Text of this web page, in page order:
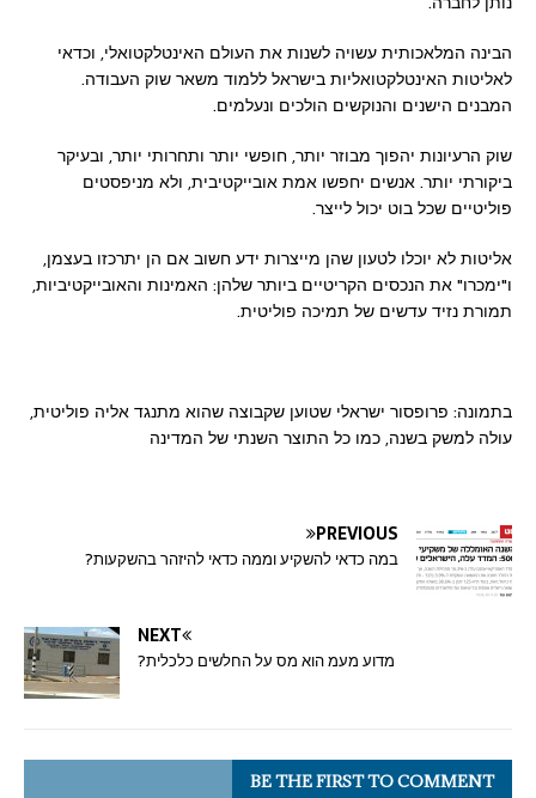
הבינה המלאכותית עשויה לשנות את העולם האינטלקטואלי, וכדאי
לאליטות האינטלקטואליות בישראל ללמוד משאר שוק העבודה.
המבנים הישנים והנוקשים הולכים ונעלמים.
שוק הרעיונות יהפוך מבוזר יותר, חופשי יותר ותחרותי יותר, ובעיקר
ביקורתי יותר. אנשים יחפשו אמת אובייקטיבית, ולא מניפסטים
פוליטיים שכל בוט יכול לייצר.
אליטות לא יוכלו לטעון שהן מייצרות ידע חשוב אם הן יתרכזו בעצמן,
ו"ימכרו" את הנכסים הקריטיים ביותר שלהן: האמינות והאובייקטיביות,
תמורת נזיד עדשים של תמיכה פוליטית.
בתמונה: פרופסור ישראלי שטוען שקבוצה שהוא מתנגד אליה פוליטית,
עולה למשק בשנה, כמו כל התוצר השנתי של המדינה
PREVIOUS
במה כדאי להשקיע וממה כדאי להיזהר בהשקעות?
NEXT
מדוע מעמ הוא מס על החלשים כלכלית?
BE THE FIRST TO COMMENT